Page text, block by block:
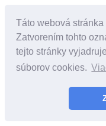
Táto webová
Zatvorením tohto
tejto stránky
súborov cookies.